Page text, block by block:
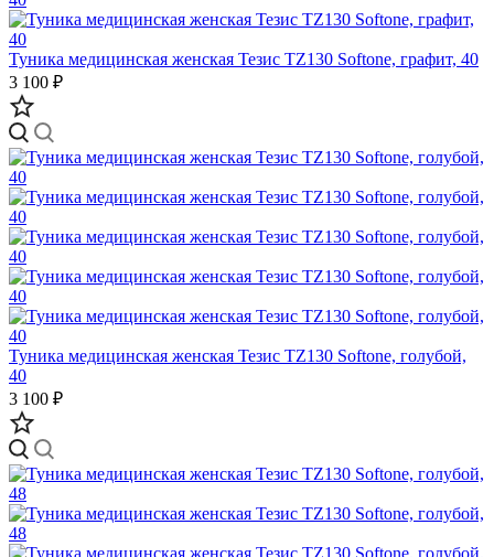
Туника медицинская женская Тезис TZ130 Softone, графит, 40
3 100 ₽
Туника медицинская женская Тезис TZ130 Softone, голубой,
40
3 100 ₽